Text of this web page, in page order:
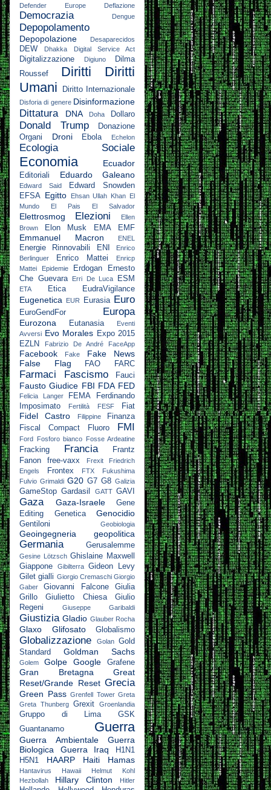
Defender Europe Deflazione
Democrazia Dengue
Depopolamento
Depopolazione Desaparecidos
DEW Dhakka Digital Service Act
Digitalizzazione Digiuno
Dilma
Roussef
Diritti
Diritti
Umani
Diritto Internazionale
Disforia di genere Disinformazione
Dittatura DNA Doha Dollaro
Donald Trump
Donazione
Organi
Droni Ebola Echelon
Ecologia Sociale
Economia Ecuador
Editoriali Eduardo Galeano
Edward Said
Edward Snowden
EFSA Egitto Ehsan Ullah Khan El
Mundo
El Pais El Salvador
Elettrosmog Elezioni
Ellen
Brown
Elon Musk EMA EMF
Emmanuel Macron ENEL
Energie Rinnovabili ENI
Enrico
Berlinguer
Enrico Mattei
Enricp
Mattei
Epidemie Erdogan
Ernesto
Che Guevara
Erri De Luca ESM
ETA Etica EudraVigilance
Eugenetica EUR Eurasia Euro
EuroGendFor Europa
Eurozona Eutanasia
Eventi
Avversi Evo Morales Expo 2015
EZLN
Fabrizio De André FaceApp
Facebook Fake
Fake News
False Flag
FAO FARC
Farmaci Fascismo Fauci
Fausto Giudice FBI FDA FED
Felicia Langer FEMA
Ferdinando
Imposimato
Fertilità FESF Fiat
Fidel Castro Filippine
Finanza
Fiscal Compact
Fluoro FMI
Ford Fosforo bianco Fosse Ardeatine
Fracking Francia
Frantz
Fanon
free-vaxx Frexit
Friedrich
Engels
Frontex FTX
Fukushima
Fulvio Grimaldi G20 G7 G8 Galizia
GameStop Gardasil GATT GAVI
Gaza Gaza-Israele
Gene
Editing
Genetica Genocidio
Gentiloni Geobiologia
Geoingegneria geopolitica
Germania Gerusalemme
Gesine Lötzsch Ghislaine Maxwell
Giappone
Gibilterra Gideon Levy
Gilet gialli Giorgio Cremaschi Giorgio
Gaber
Giovanni Falcone
Giulia
Grillo
Giulietto Chiesa
Giulio
Regeni
Giuseppe Garibaldi
Giustizia Gladio Glauber Rocha
Glaxo Glifosato Globalismo
Globalizzazione Golan Gold
Standard
Goldman Sachs
Golem Golpe Google Grafene
Gran Bretagna
Great
Reset/Grande Reset Grecia
Green Pass Grenfell Tower Greta
Greta Thunberg Grexit Groenlandia
Gruppo di Lima
GSK
Guantanamo
Guerra
Guerra Ambientale
Guerra
Biologica
Guerra Iraq
H1N1
H5N1
HAARP Haiti Hamas
Hantavirus Hawaii
Helmut Kohl
Hezbollah
Hillary Clinton Hitler